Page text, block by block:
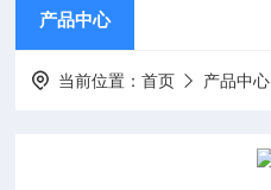
产品中心
当前位置：首页 产品中心